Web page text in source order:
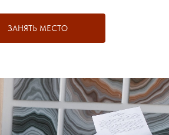
ЗАНЯТЬ МЕСТО